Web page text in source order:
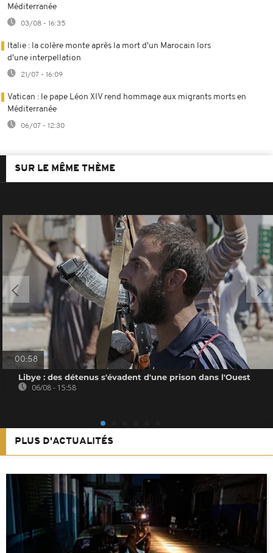
Méditerranée
03/08 - 16:35
Italie : la colère monte après la mort d'un Marocain lors
d'une interpellation
21/07 - 16:09
Vatican : le pape Léon XIV rend hommage aux migrants morts en
Méditerranée
06/07 - 12:30
SUR LE MÊME THÈME
00:58
Libye : des détenus s'évadent d'une prison dans l'Ouest
06/08 - 15:58
PLUS D'ACTUALITÉS